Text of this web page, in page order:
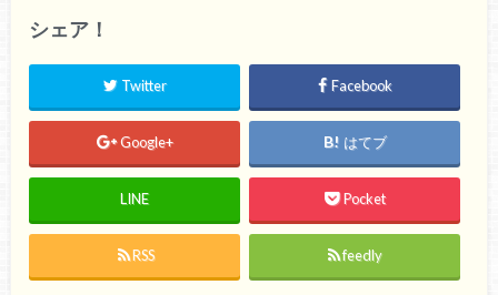
シェア！
Twitter Facebook
Google+ はてブ
LINE Pocket
RSS feedly